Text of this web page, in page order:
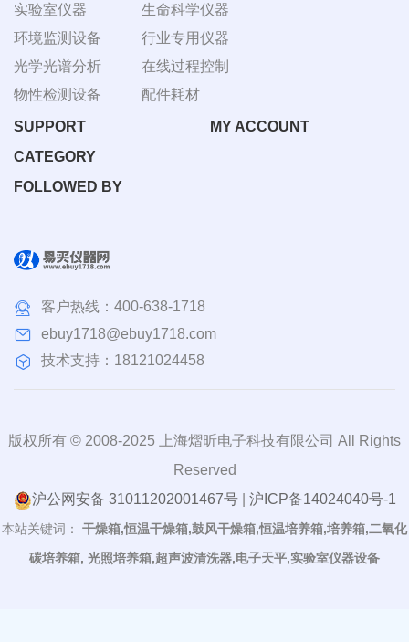
实验室仪器
环境监测设备
光学光谱分析
物性检测设备
生命科学仪器
行业专用仪器
在线过程控制
配件耗材
SUPPORT
MY ACCOUNT
CATEGORY
FOLLOWED BY
客户热线： 400-638-1718
ebuy1718@ebuy1718.com
技术支持：18121024458
版权所有 © 2008-2025 上海熠昕电子科技有限公司 All Rights
Reserved
沪公网安备 31011202001467号| 沪ICP备14024040号-1
本站关键词：
干燥箱,恒温干燥箱,鼓风干燥箱,恒温培养箱,培养箱,二氧化
碳培养箱, 光照培养箱,超声波清洗器,电子天平,实验室仪器设备